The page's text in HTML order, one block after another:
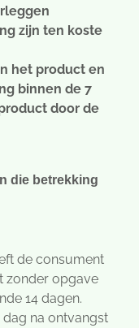
zijn ten koste
het product en
binnen de 7
door de
die betrekking
de consument
zonder opgave
14 dagen.
dag na ontvangst